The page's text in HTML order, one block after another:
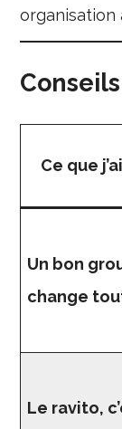
organisation
Ce que
Un bon
change
Le ravito,